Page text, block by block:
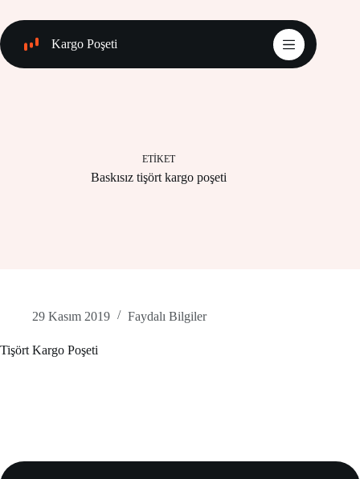
content
Kargo Poşeti
ETIKET
Baskısız tişört kargo poşeti
29 Kasım 2019 Faydalı Bilgiler
Tişört Kargo Poşeti